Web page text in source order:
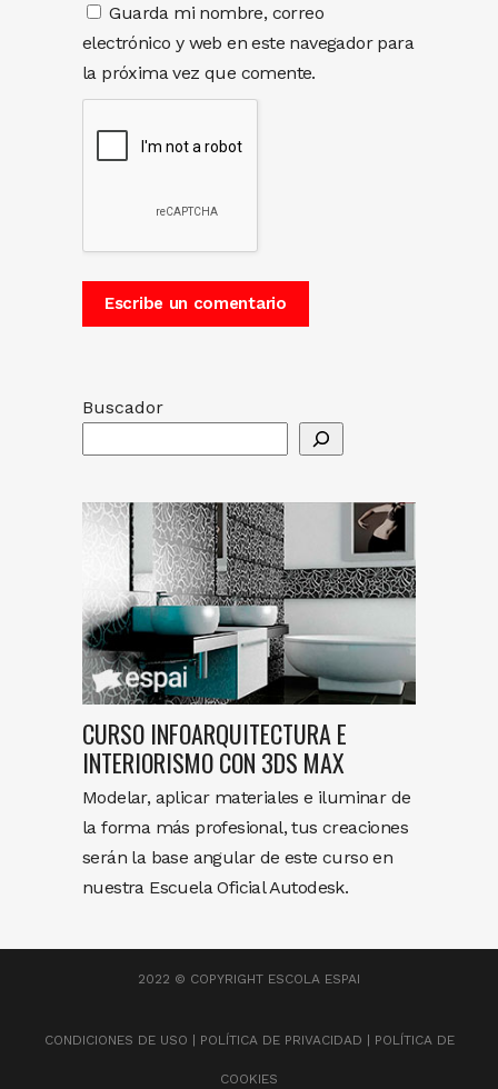
Guarda mi nombre, correo
electrónico y web en este navegador para
la próxima vez que comente.
Buscador
CURSO INFOARQUITECTURA E
INTERIORISMO CON 3DS MAX
Modelar, aplicar materiales e iluminar de
la forma más profesional, tus creaciones
serán la base angular de este curso en
nuestra Escuela Oficial Autodesk.
2022 © COPYRIGHT ESCOLA ESPAI
CONDICIONES DE USO POLÍTICA DE PRIVACIDAD POLÍTICA DE
COOKIES